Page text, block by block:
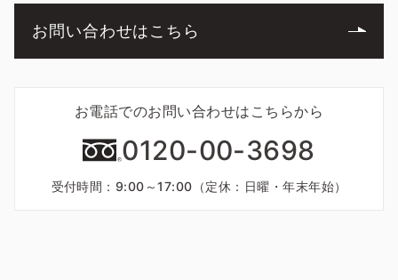
お問い合わせはこちら
お電話でのお問い合わせはこちらから
0120-00-3698
受付時間：9:00～17:00（定休：日曜・年末年始）